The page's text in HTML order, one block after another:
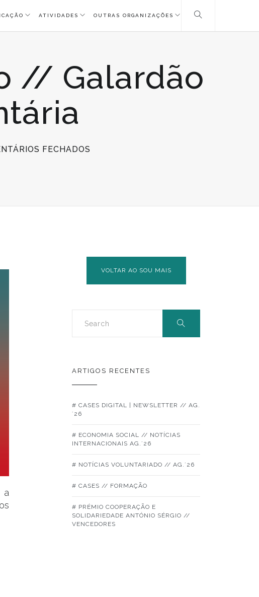
ATIVIDADES OUTRAS ORGANIZAÇÕES
// Galardão
FECHADOS
a
VOLTAR AO SOU MAIS
ARTIGOS RECENTES
# CASES DIGITAL | NEWSLETTER // AG.
´26
# ECONOMIA SOCIAL // NOTÍCIAS
INTERNACIONAIS AG.´26
# NOTÍCIAS VOLUNTARIADO // AG.´26
# CASES // FORMAÇÃO
# PRÉMIO COOPERAÇÃO E
SOLIDARIEDADE ANTÓNIO SÉRGIO //
VENCEDORES